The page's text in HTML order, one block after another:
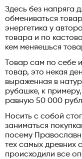
Здесь без напряга
обмениваться
энергетика у
товара и по
кем меняешься
Товар сам по себе
товар, это некая
выраженная в
рубашке, к
равную 50 000
Носить с собой
заниматься
посему
тех самых древних
происходили все